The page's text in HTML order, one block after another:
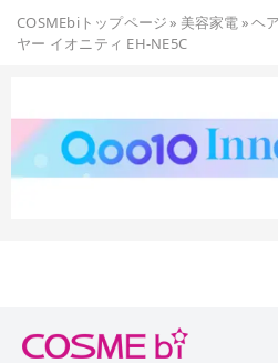
COSMEbiトップページ» 美容家電»ヘ
ヤー イオニティ EH-NE5C